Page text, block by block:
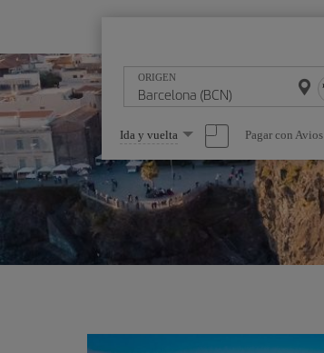
ORIGEN
Seleccione
una
opción
Ida y vuelta Pagar con Avios